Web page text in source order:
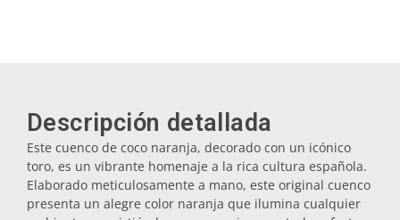
Platos
Posavasos
Descripción detallada
Este cuenco de coco naranja, decorado con un icónico
toro, es un vibrante homenaje a la rica cultura española.
Elaborado meticulosamente a mano, este original cuenco
presenta un alegre color naranja que ilumina cualquier